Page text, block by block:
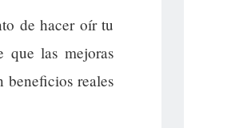
de hacer oír tu
que las mejoras
beneficios reales